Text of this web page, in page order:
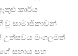
කාර්ය
සාමාජිකාවන්
උත්සවය මංගලමත්
සහාය සහ